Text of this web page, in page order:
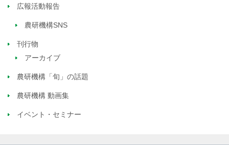
広報活動報告
農研機構SNS
刊行物
アーカイブ
農研機構「旬」の話題
農研機構 動画集
イベント・セミナー